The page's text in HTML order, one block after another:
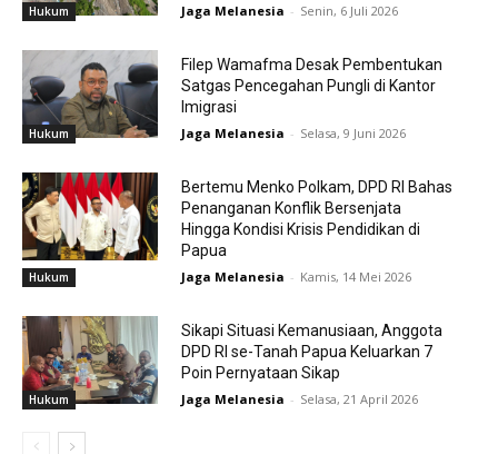
Hukum Jaga Melanesia - Senin, 6 Juli 2026
Hukum
Filep Wamafma Desak Pembentukan
Satgas Pencegahan Pungli di Kantor
Imigrasi
Jaga Melanesia - Selasa, 9 Juni 2026
Hukum
Bertemu Menko Polkam, DPD RI Bahas
Penanganan Konflik Bersenjata
Hingga Kondisi Krisis Pendidikan di
Papua
Jaga Melanesia - Kamis, 14 Mei 2026
Hukum
Sikapi Situasi Kemanusiaan, Anggota
DPD RI se-Tanah Papua Keluarkan 7
Poin Pernyataan Sikap
Jaga Melanesia - Selasa, 21 April 2026